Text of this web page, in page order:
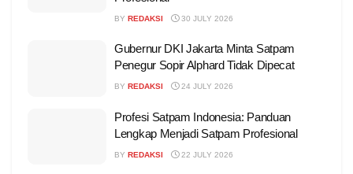
BY REDAKSI 30 JULY 2026
Gubernur DKI Jakarta Minta Satpam
Penegur Sopir Alphard Tidak Dipecat
BY REDAKSI 24 JULY 2026
Profesi Satpam Indonesia: Panduan
Lengkap Menjadi Satpam Profesional
BY REDAKSI 22 JULY 2026